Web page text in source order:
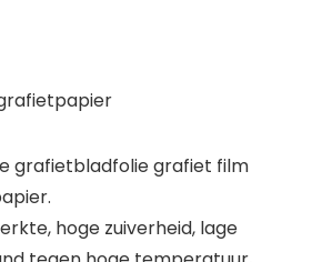
grafietbladfolie grafiet film
hoge zuiverheid, lage